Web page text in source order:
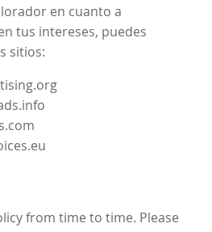
en cuanto a
tus intereses, puedes
sitios:
from time to time. Please